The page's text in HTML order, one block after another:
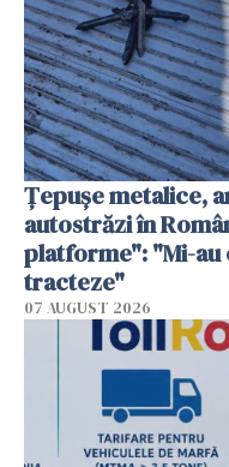
Țepușe metalice,
autostrăzi în
platforme": "Mi-au
tracteze"
07 AUGUST 2026